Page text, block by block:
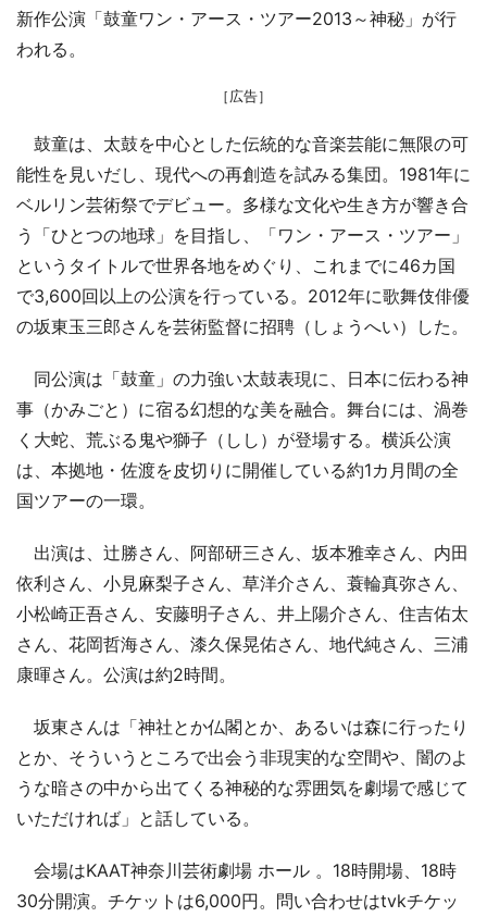
新作公演「鼓童ワン・アース・ツアー2013～神秘」が行
われる。
［広告］
鼓童は、太鼓を中心とした伝統的な音楽芸能に無限の可
能性を見いだし、現代への再創造を試みる集団。1981年に
ベルリン芸術祭でデビュー。多様な文化や生き方が響き合
う「ひとつの地球」を目指し、「ワン・アース・ツアー」
というタイトルで世界各地をめぐり、これまでに46カ国
で3,600回以上の公演を行っている。2012年に歌舞伎俳優
の坂東玉三郎さんを芸術監督に招聘（しょうへい）した。
同公演は「鼓童」の力強い太鼓表現に、日本に伝わる神
事（かみごと）に宿る幻想的な美を融合。舞台には、渦巻
く大蛇、荒ぶる鬼や獅子（しし）が登場する。横浜公演
は、本拠地・佐渡を皮切りに開催している約1カ月間の全
国ツアーの一環。
出演は、辻勝さん、阿部研三さん、坂本雅幸さん、内田
依利さん、小見麻梨子さん、草洋介さん、蓑輪真弥さん、
小松崎正吾さん、安藤明子さん、井上陽介さん、住吉佑太
さん、花岡哲海さん、漆久保晃佑さん、地代純さん、三浦
康暉さん。公演は約2時間。
坂東さんは「神社とか仏閣とか、あるいは森に行ったり
とか、そういうところで出会う非現実的な空間や、闇のよ
うな暗さの中から出てくる神秘的な雰囲気を劇場で感じて
いただければ」と話している。
会場はKAAT神奈川芸術劇場 ホール 。18時開場、18時
30分開演。チケットは6,000円。問い合わせはtvkチケッ